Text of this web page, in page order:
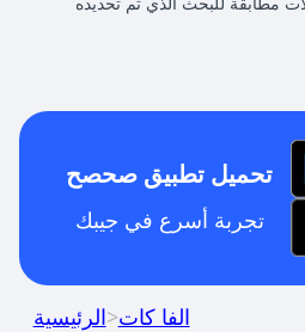
تحميل تطبيق صحصح
تجربة أسرع في جيبك
الرئيسية>الفا كات